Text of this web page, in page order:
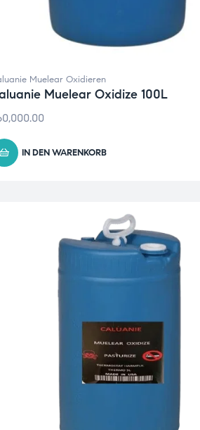
Muelear Oxidieren
Muelear Oxidize 100L
IN DEN WARENKORB